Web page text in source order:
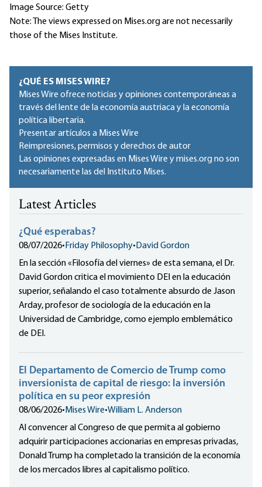
Image Source: Getty
Note: The views expressed on Mises.org are not necessarily
those of the Mises Institute.
¿QUÉ ES MISES WIRE?
Mises Wire ofrece noticias y opiniones contemporáneas a
través del lente de la economía austriaca y la economía
política libertaria.
Presentar artículos a Mises Wire
Reimpresiones, permisos y derechos de autor
Las opiniones expresadas en Mises Wire y mises.org no son
necesariamente las del Instituto Mises.
Latest Articles
¿Qué esperabas?
08/07/2026• Friday Philosophy• David Gordon
En la sección «Filosofía del viernes» de esta semana, el Dr.
David Gordon critica el movimiento DEI en la educación
superior, señalando el caso totalmente absurdo de Jason
Arday, profesor de sociología de la educación en la
Universidad de Cambridge, como ejemplo emblemático
de DEI.
El Departamento de Comercio de Trump como
inversionista de capital de riesgo: la inversión
política en su peor expresión
08/06/2026• Mises Wire•William L. Anderson
Al convencer al Congreso de que permita al gobierno
adquirir participaciones accionarias en empresas privadas,
Donald Trump ha completado la transición de la economía
de los mercados libres al capitalismo político.